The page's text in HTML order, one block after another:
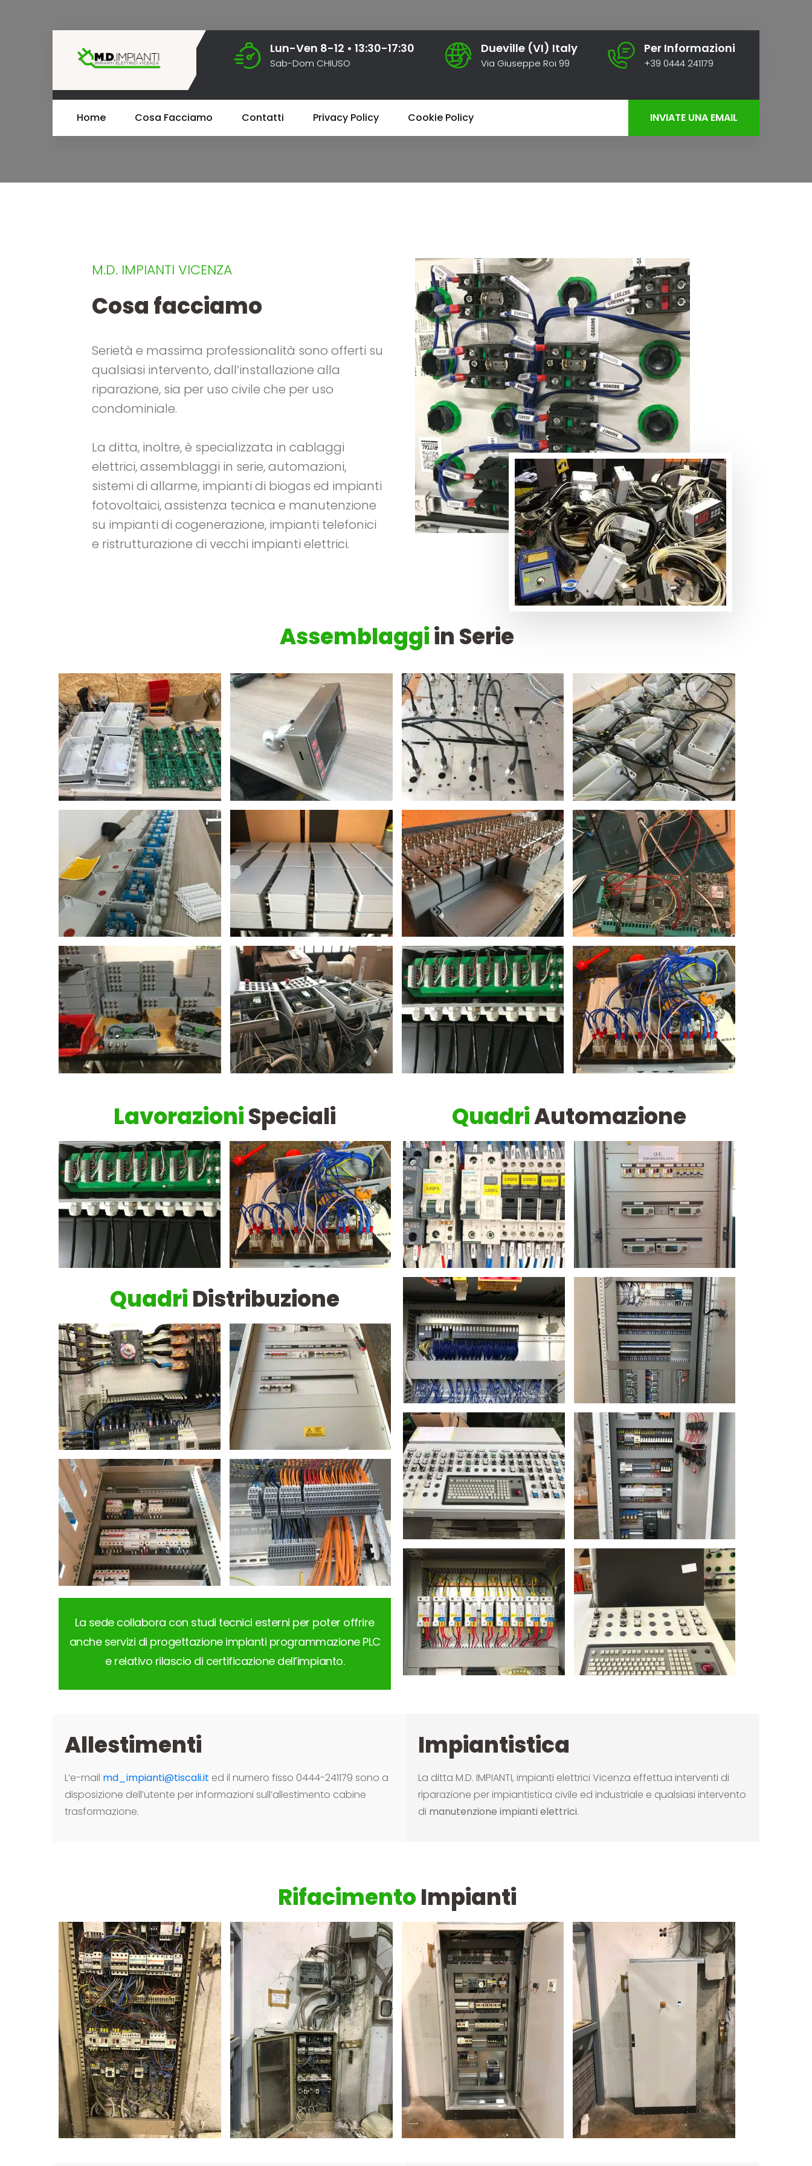
Lun-Ven 8-12 • 13:30-17:30
Sab-Dom CHIUSO
Dueville (VI) Italy
Via Giuseppe Roi 99
Per Informazioni
+39 0444 241179
Home Cosa Facciamo Contatti Privacy Policy Cookie Policy INVIATE UNA EMAIL
M.D. Impianti di Martini Daniele
M.D. IMPIANTI VICENZA
Cosa facciamo
Serietà e massima professionalità sono offerti su
qualsiasi intervento, dall’installazione alla
riparazione, sia per uso civile che per uso
condominiale.
La ditta, inoltre, è specializzata in cablaggi
elettrici, assemblaggi in serie, automazioni,
sistemi di allarme, impianti di biogas ed impianti
fotovoltaici, assistenza tecnica e manutenzione
su impianti di cogenerazione, impianti telefonici
e ristrutturazione di vecchi impianti elettrici.
Assemblaggiin Serie
LavorazioniSpeciali
QuadriDistribuzione
La sede collabora con studi tecnici esterni per poter offrire
anche servizi di progettazione impianti programmazione PLC
e relativo rilascio di certificazione dell’impianto.
QuadriAutomazione
Allestimenti
L’e-mail md_impianti@tiscali.it ed il numero fisso 0444-241179 sono a
disposizione dell’utente per informazioni sull’allestimento cabine
trasformazione.
Impiantistica
La ditta M.D. IMPIANTI, impianti elettrici Vicenza effettua interventi di
riparazione per impiantistica civile ed industriale e qualsiasi intervento
di manutenzione impianti elettrici.
RifacimentoImpianti